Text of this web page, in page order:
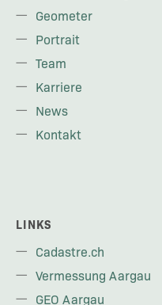
Geometer
Portrait
Team
Karriere
News
Kontakt
LINKS
Cadastre.ch
Vermessung Aargau
GEO Aargau